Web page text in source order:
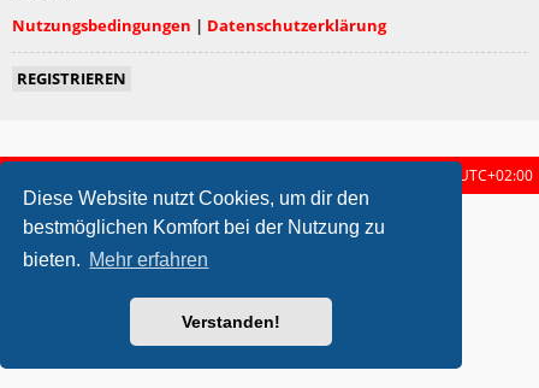
Diese Website nutzt Cookies, um dir den
bestmöglichen Komfort bei der Nutzung zu
bieten. Mehr erfahren
Verstanden!
Nutzungsbedingungen | Datenschutzerklärung
REGISTRIEREN
UTC+02:00
metrolike style by Eric Seguin Updated for phpBB3.2 by
Powered byphpBB ® Forum Software © phpBB Limited
Deutsche Übersetzung durch